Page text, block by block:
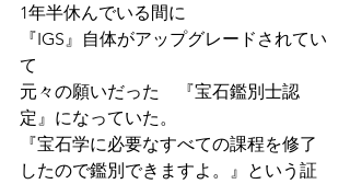
1年半休んでいる間に
『IGS』自体がアップグレードされてい
て
元々の願いだった　『宝石鑑別士認
定』になっていた。
『宝石学に必要なすべての課程を修了
したので鑑別できますよ。』という証